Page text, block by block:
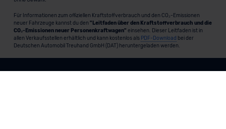
Für Informationen zum offiziellen Kraftstoffverbrauch und den CO₂-Emissionen
neuer Fahrzeuge kannst du den "Leitfaden über den Kraftstoffverbrauch und die
CO₂-Emissionen neuer Personenkraftwagen" einsehen. Dieser Leitfaden ist in
allen Verkaufsstellen erhältlich und kann kostenlos als PDF-Download bei der
Deutschen Automobil Treuhand GmbH (DAT) heruntergeladen werden.